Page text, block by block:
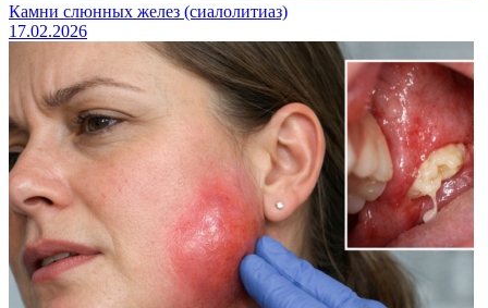
Камни слюнных желез (сиалолитиаз)
17.02.2026